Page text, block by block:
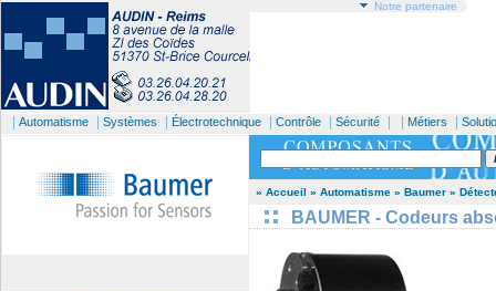
Notre partenaire
Automatisme Systèmes Électrotechnique Contrôle Sécurité Métiers
» Accueil » Automatisme » Baumer »
BAUMER - Codeurs